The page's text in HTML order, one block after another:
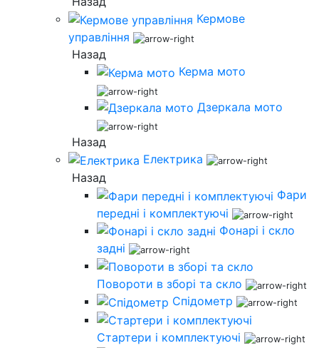
Кермове
управління
Назад
Керма мото
Дзеркала мото
Назад
Електрика
Назад
Фари
передні і комплектуючі
Фонарі і скло
задні
Повороти в зборі та скло
Спідометр
Стартери і комплектуючі